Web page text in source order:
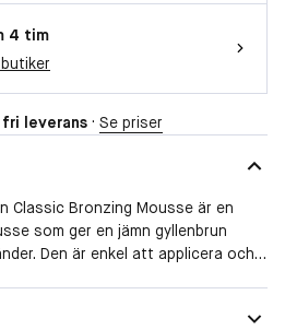
4 tim
fri leverans · Se priser
Classic Bronzing Mousse är en
som ger en jämn gyllenbrun
Den är enkel att applicera och
gör att färgen anpassar sig till din